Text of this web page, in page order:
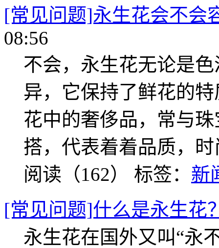
[常见问题]永生花会不会
08:56
不会，永生花无论是
异，它保持了鲜花的
花中的奢侈品，常与
搭，代表着着品质，
阅读（162） 标签： 新
[常见问题]什么是永生花
永生花在国外又叫“永